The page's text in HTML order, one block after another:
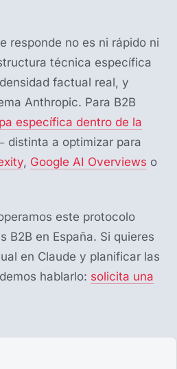
responde no es ni rápido ni
técnica específica
factual real, y
Anthropic. Para B2B
específica dentro de la
distinta a optimizar para
, Google AI Overviews o
este protocolo
B2B en España. Si quieres
en Claude y planificar las
hablarlo: solicita una